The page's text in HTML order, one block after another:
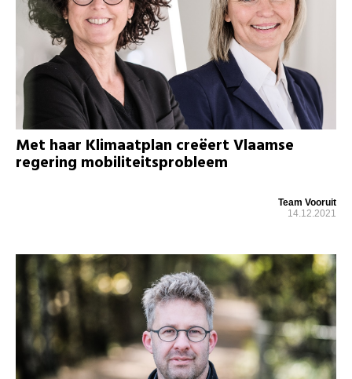
Met haar Klimaatplan creëert Vlaamse
regering mobiliteitsprobleem
Team Vooruit
14.12.2021